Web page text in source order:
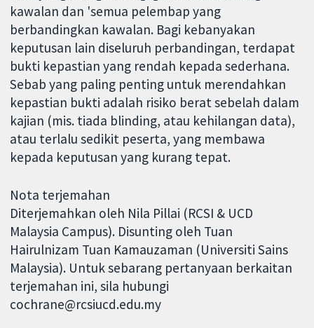
kawalan dan 'semua pelembap yang
berbandingkan kawalan. Bagi kebanyakan
keputusan lain diseluruh perbandingan, terdapat
bukti kepastian yang rendah kepada sederhana.
Sebab yang paling penting untuk merendahkan
kepastian bukti adalah risiko berat sebelah dalam
kajian (mis. tiada blinding, atau kehilangan data),
atau terlalu sedikit peserta, yang membawa
kepada keputusan yang kurang tepat.
Nota terjemahan
Diterjemahkan oleh Nila Pillai (RCSI & UCD
Malaysia Campus). Disunting oleh Tuan
Hairulnizam Tuan Kamauzaman (Universiti Sains
Malaysia). Untuk sebarang pertanyaan berkaitan
terjemahan ini, sila hubungi
cochrane@rcsiucd.edu.my